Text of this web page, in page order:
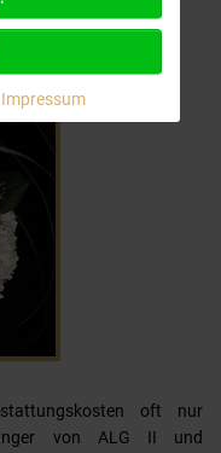
oft nur
von ALG II und
Impressum